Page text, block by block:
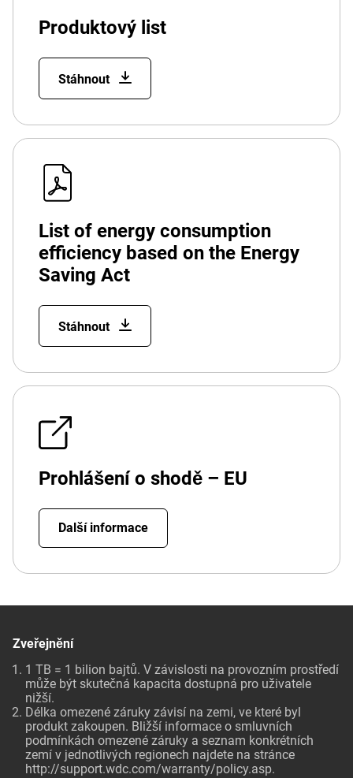
Produktový list
Stáhnout
List of energy consumption
efficiency based on the Energy
Saving Act
Stáhnout
Prohlášení o shodě – EU
Další informace
Zveřejnění
1 TB = 1 bilion bajtů. V závislosti na provozním prostředí
může být skutečná kapacita dostupná pro uživatele
nižší.
Délka omezené záruky závisí na zemi, ve které byl
produkt zakoupen. Bližší informace o smluvních
podmínkách omezené záruky a seznam konkrétních
zemí v jednotlivých regionech najdete na stránce
http://support.wdc.com/warranty/policy.asp.